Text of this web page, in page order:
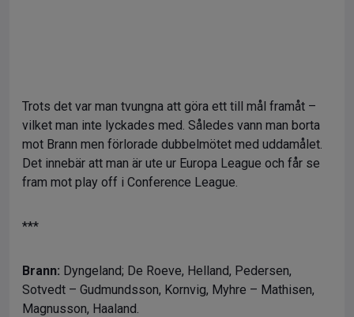
Trots det var man tvungna att göra ett till mål framåt –
vilket man inte lyckades med. Således vann man borta
mot Brann men förlorade dubbelmötet med uddamålet.
Det innebär att man är ute ur Europa League och får se
fram mot play off i Conference League.
***
Brann: Dyngeland; De Roeve, Helland, Pedersen,
Sotvedt – Gudmundsson, Kornvig, Myhre – Mathisen,
Magnusson, Haaland.